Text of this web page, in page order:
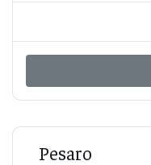
Pesaro